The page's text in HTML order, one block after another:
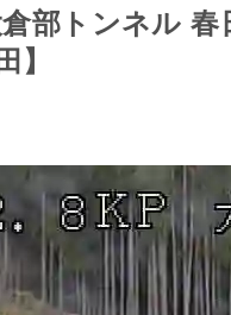
部トンネル
】